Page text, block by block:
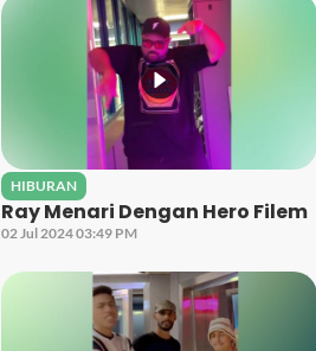
HIBURAN
Ray Menari Dengan Hero Filem
02 Jul 2024 03:49 PM